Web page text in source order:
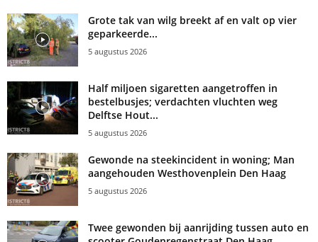
Grote tak van wilg breekt af en valt op vier
geparkeerde...
5 augustus 2026
Half miljoen sigaretten aangetroffen in
bestelbusjes; verdachten vluchten weg
Delftse Hout...
5 augustus 2026
Gewonde na steekincident in woning; Man
aangehouden Westhovenplein Den Haag
5 augustus 2026
Twee gewonden bij aanrijding tussen auto en